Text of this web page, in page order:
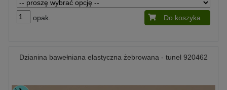
opak. Do koszyka
Dzianina bawełniana elastyczna żebrowana - tunel 920462